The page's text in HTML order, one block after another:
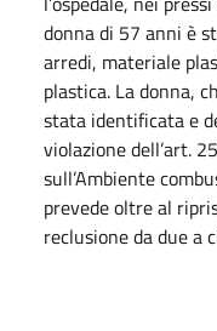
donna di 57 anni è
arredi, materiale
plastica. La donna,
stata identificata e
violazione dell’art.
sull’Ambiente
prevede oltre al
reclusione da due a